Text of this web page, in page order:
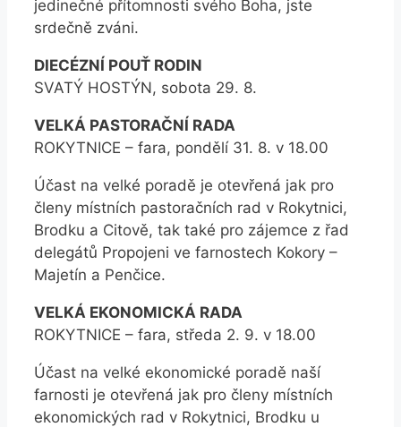
jedinečné přítomnosti svého Boha, jste
srdečně zváni.
DIECÉZNÍ POUŤ RODIN
SVATÝ HOSTÝN, sobota 29. 8.
VELKÁ PASTORAČNÍ RADA
ROKYTNICE – fara, pondělí 31. 8. v 18.00
Účast na velké poradě je otevřená jak pro
členy místních pastoračních rad v Rokytnici,
Brodku a Citově, tak také pro zájemce z řad
delegátů Propojeni ve farnostech Kokory –
Majetín a Penčice.
VELKÁ EKONOMICKÁ RADA
ROKYTNICE – fara, středa 2. 9. v 18.00
Účast na velké ekonomické poradě naší
farnosti je otevřená jak pro členy místních
ekonomických rad v Rokytnici, Brodku u